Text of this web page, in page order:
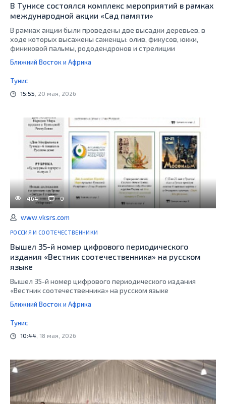
В Тунисе состоялся комплекс мероприятий в рамках
международной акции «Сад памяти»
В рамках акции были проведены две высадки деревьев, в
ходе которых высажены саженцы: олив, фикусов, юкки,
финиковой пальмы, рододендронов и стрелиции
Ближний Восток и Африка
Тунис
15:55 , 20 мая, 2026
464 0
www.vksrs.com
РОССИЯ И СООТЕЧЕСТВЕННИКИ
Вышел 35-й номер цифрового периодического
издания «Вестник соотечественника» на русском
языке
Вышел 35-й номер цифрового периодического издания
«Вестник соотечественника» на русском языке
Ближний Восток и Африка
Тунис
10:44 , 18 мая, 2026